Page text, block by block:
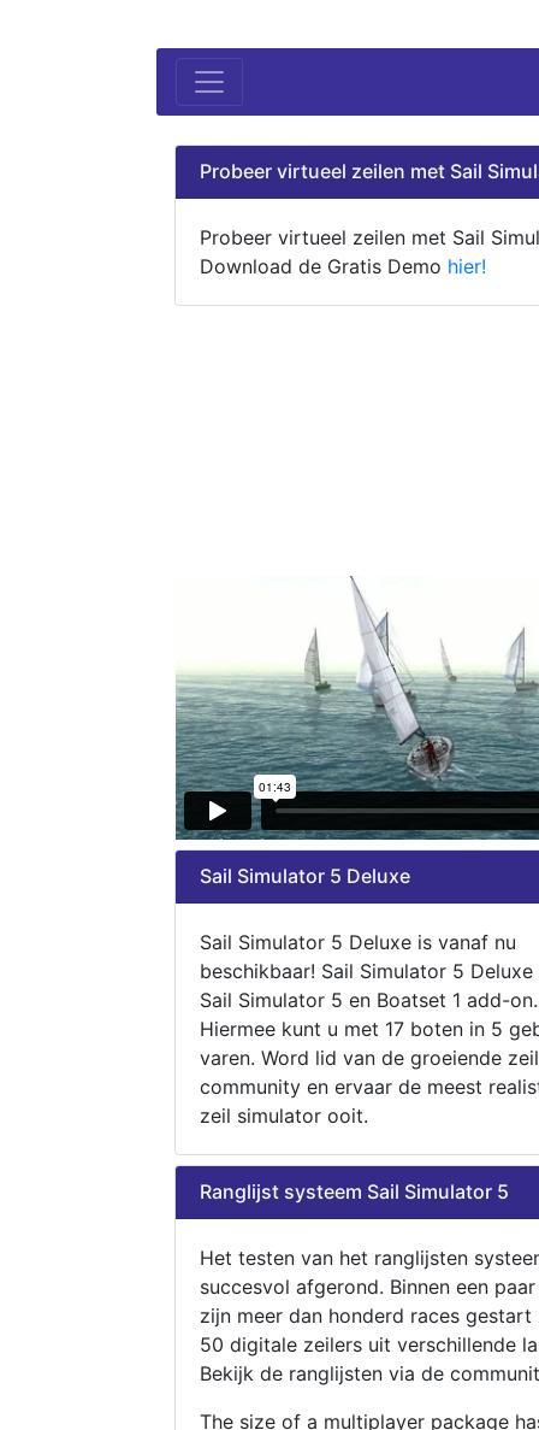
Probeer virtueel zeilen met Sail
Probeer virtueel zeilen met Sail
Download de Gratis Demo hier!
Sail Simulator 5 Deluxe
Sail Simulator 5 Deluxe is vanaf nu
beschikbaar! Sail Simulator 5
Sail Simulator 5 en Boatset 1 add-on.
Hiermee kunt u met 17 boten in 5
varen. Word lid van de groeiende zeil
community en ervaar de meest
zeil simulator ooit.
Ranglijst systeem Sail Simulator 5
Het testen van het ranglijsten
succesvol afgerond. Binnen een
zijn meer dan honderd races gestart
50 digitale zeilers uit verschillende
Bekijk de ranglijsten via de
The size of a multiplayer package